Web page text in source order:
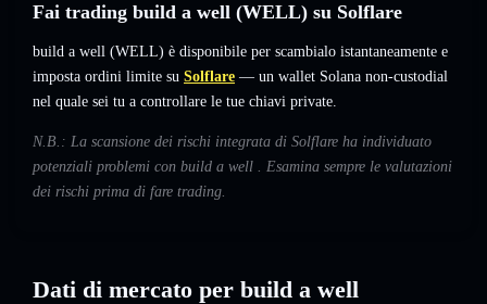
Fai trading build a well (WELL) su Solflare
build a well (WELL) è disponibile per scambialo istantaneamente e
imposta ordini limite su Solflare — un wallet Solana non-custodial
nel quale sei tu a controllare le tue chiavi private.
N.B.: La scansione dei rischi integrata di Solflare ha individuato
potenziali problemi con build a well . Esamina sempre le valutazioni
dei rischi prima di fare trading.
Dati di mercato per build a well